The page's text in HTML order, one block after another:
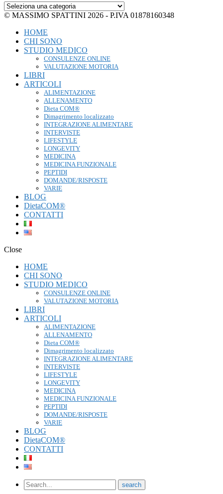
Categorie
© MASSIMO SPATTINI 2026 - P.IVA 01878160348
HOME
CHI SONO
STUDIO MEDICO
CONSULENZE ONLINE
VALUTAZIONE MOTORIA
LIBRI
ARTICOLI
ALIMENTAZIONE
ALLENAMENTO
Dieta COM®
Dimagrimento localizzato
INTEGRAZIONE ALIMENTARE
INTERVISTE
LIFESTYLE
LONGEVITY
MEDICINA
MEDICINA FUNZIONALE
PEPTIDI
DOMANDE/RISPOSTE
VARIE
BLOG
DietaCOM®
CONTATTI
Close
HOME
CHI SONO
STUDIO MEDICO
CONSULENZE ONLINE
VALUTAZIONE MOTORIA
LIBRI
ARTICOLI
ALIMENTAZIONE
ALLENAMENTO
Dieta COM®
Dimagrimento localizzato
INTEGRAZIONE ALIMENTARE
INTERVISTE
LIFESTYLE
LONGEVITY
MEDICINA
MEDICINA FUNZIONALE
PEPTIDI
DOMANDE/RISPOSTE
VARIE
BLOG
DietaCOM®
CONTATTI